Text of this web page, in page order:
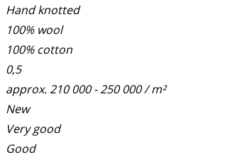
Hand knotted
100% wool
100% cotton
0,5
approx. 210 000 - 250 000 / m²
New
Very good
Good